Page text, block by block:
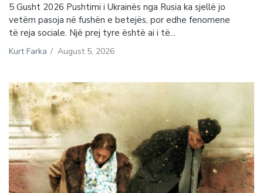
5 Gusht 2026 Pushtimi i Ukrainës nga Rusia ka sjellë jo
vetëm pasoja në fushën e betejës, por edhe fenomene
të reja sociale. Një prej tyre është ai i të...
Kurt Farka / August 5, 2026